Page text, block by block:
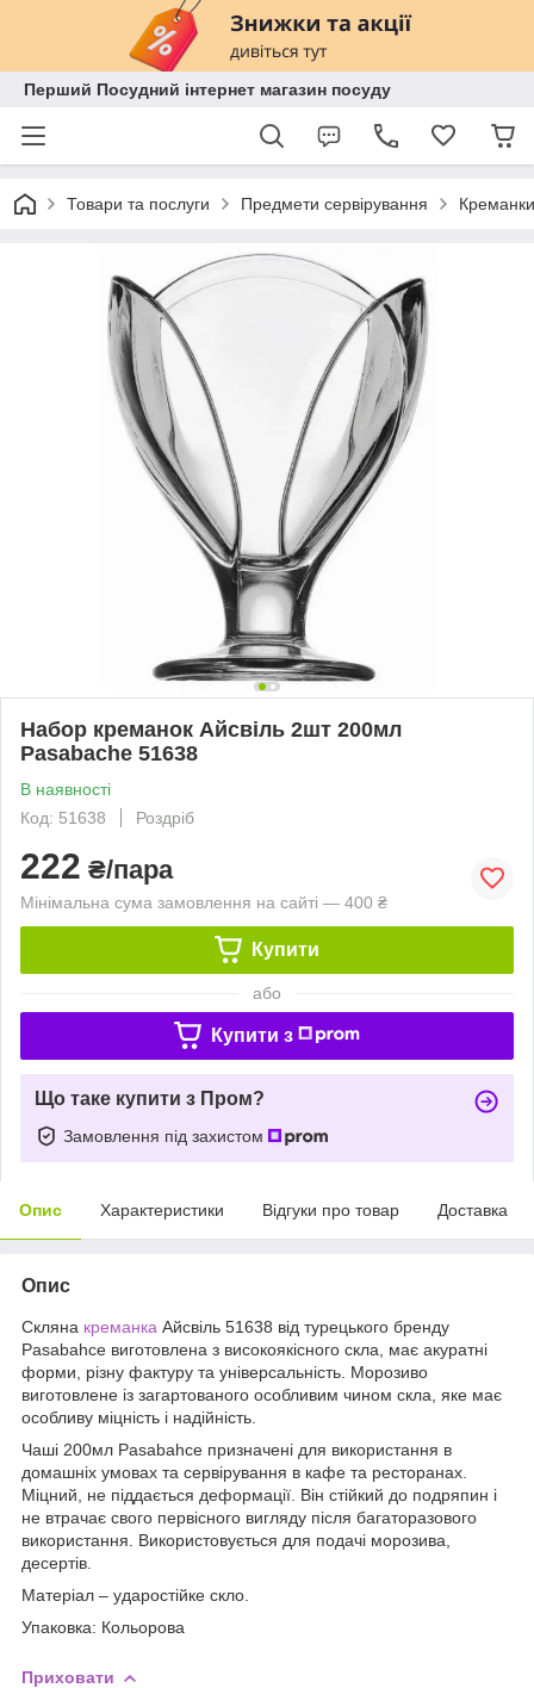
Перший Посудний інтернет магазин посуду
Товари та послуги Предмети сервірування Креманки
Набор креманок Айсвіль 2шт 200мл
Pasabache 51638
В наявності
Код: 51638
Роздріб
222 ₴/пара
Мінімальна сума замовлення на сайті — 400 ₴
Купити
або
Купити з
Що таке купити з Пром?
Замовлення під захистом
Опис Характеристики Відгуки про товар Доставка
Опис
Скляна креманка Айсвіль 51638 від турецького бренду
Pasabahce виготовлена ​​з високоякісного скла, має акуратні
форми, різну фактуру та універсальність. Морозиво
виготовлене із загартованого особливим чином скла, яке має
особливу міцність і надійність.
Чаші 200мл Pasabahce призначені для використання в
домашніх умовах та сервірування в кафе та ресторанах.
Міцний, не піддається деформації. Він стійкий до подряпин і
не втрачає свого первісного вигляду після багаторазового
використання. Використовується для подачі морозива,
десертів.
Матеріал – ударостійке скло.
Упаковка: Кольорова
Приховати